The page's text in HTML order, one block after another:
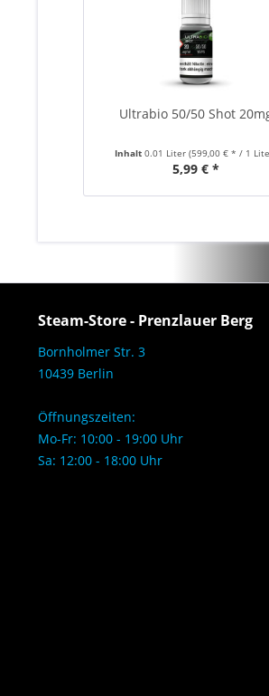
Ultrabio 50/50 Shot
Inhalt0.01 Liter(599,00 € * / 1
5,99 € *
Steam-Store - Prenzlauer Berg
Bornholmer Str. 3
10439 Berlin
Öffnungszeiten:
Mo-Fr: 10:00 - 19:00 Uhr
Sa: 12:00 - 18:00 Uhr